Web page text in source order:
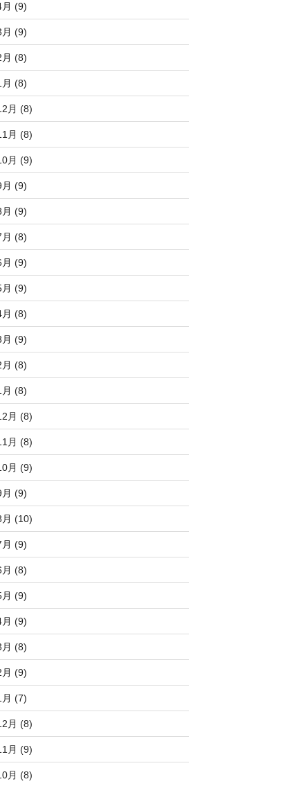
(9)
(9)
(8)
(8)
月 (8)
月 (8)
月 (9)
(9)
(9)
(8)
(9)
(9)
(8)
(9)
(8)
(8)
月 (8)
月 (8)
月 (9)
(9)
(10)
(9)
(8)
(9)
(9)
(8)
(9)
(7)
月 (8)
月 (9)
月 (8)